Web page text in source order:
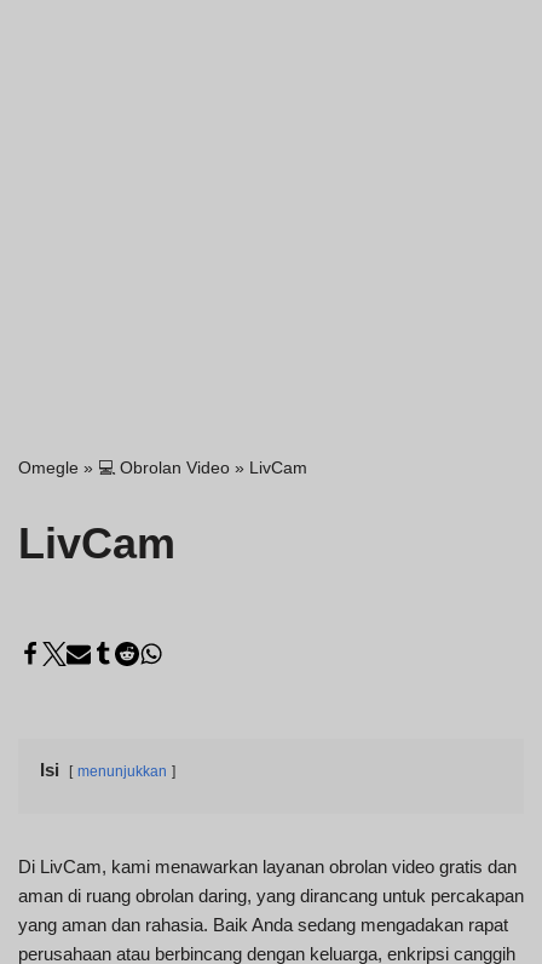
Omegle » 💻 Obrolan Video » LivCam
LivCam
Isi menunjukkan
Di LivCam, kami menawarkan layanan obrolan video gratis dan
aman di ruang obrolan daring, yang dirancang untuk percakapan
yang aman dan rahasia. Baik Anda sedang mengadakan rapat
perusahaan atau berbincang dengan keluarga, enkripsi canggih